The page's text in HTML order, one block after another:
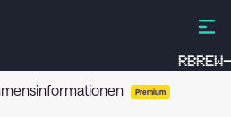
RBREW-
Premium